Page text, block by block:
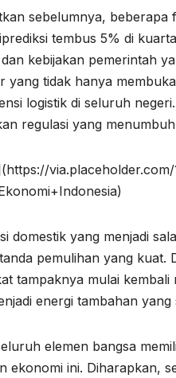
sebelumnya,
tembus 5% di
kebijakan pemerintah
yang tidak hanya
logistik di seluruh
regulasi yang
domestik yang menjadi
pemulihan yang kuat.
tampaknya mulai
energi tambahan
elemen bangsa
ekonomi ini. Diharapkan,